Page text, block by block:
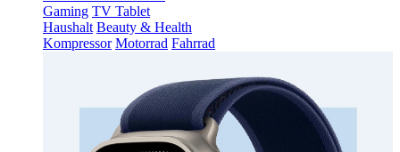
Gaming TV Tablet
Haushalt Beauty & Health
Kompressor Motorrad Fahrrad